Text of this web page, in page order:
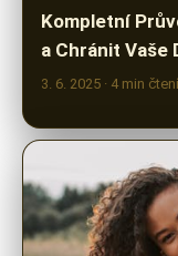
Kompletní
a Chránit Vaše
3. 6. 2025 · 4 min čtení